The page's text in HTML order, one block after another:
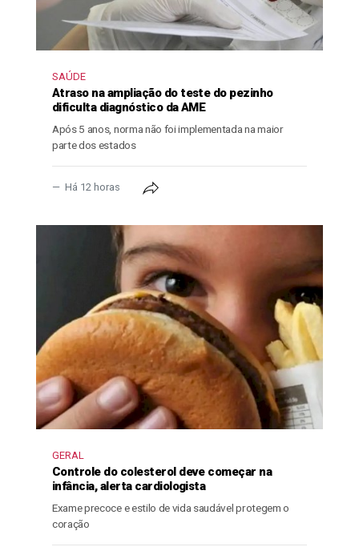
SAÚDE
Atraso na ampliação do teste do pezinho
dificulta diagnóstico da AME
Após 5 anos, norma não foi implementada na maior
parte dos estados
Há 12 horas
GERAL
Controle do colesterol deve começar na
infância, alerta cardiologista
Exame precoce e estilo de vida saudável protegem o
coração